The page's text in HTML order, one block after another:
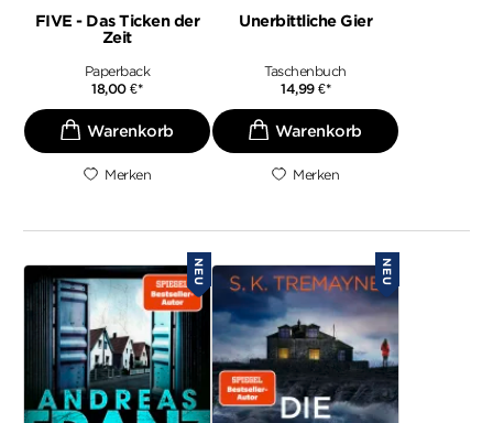
FIVE - Das Ticken der
Zeit
Paperback
18,00€*
Merken
Unerbittliche Gier
Taschenbuch
14,99€*
Merken
NEU NEU